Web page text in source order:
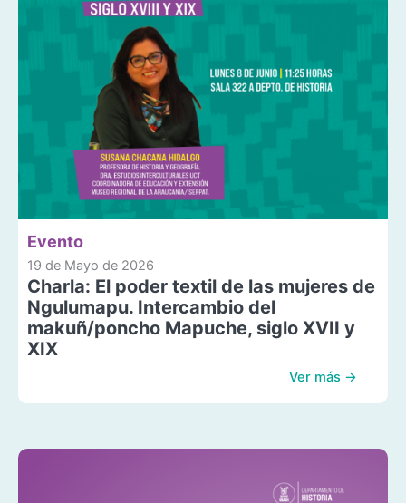
Evento
19 de Mayo de 2026
Charla: El poder textil de las mujeres de
Ngulumapu. Intercambio del
makuñ/poncho Mapuche, siglo XVII y
XIX
Ver más →